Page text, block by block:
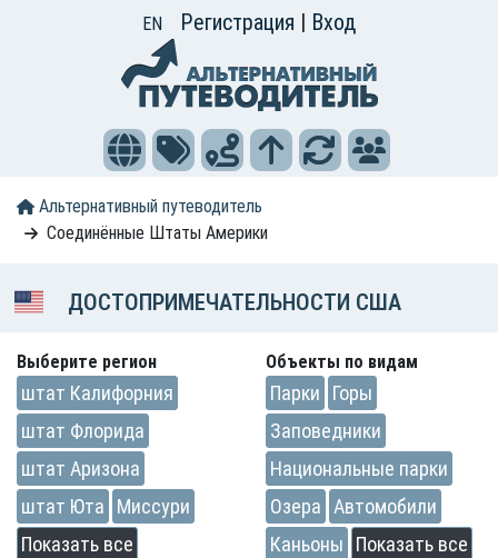
EN Регистрация | Вход
Альтернативный путеводитель
Соединённые Штаты Америки
ДОСТОПРИМЕЧАТЕЛЬНОСТИ США
Выберите регион
штат Калифорния
штат Флорида
штат Аризона
штат Юта
Миссури
Показать все
Объекты по видам
Парки
Горы
Заповедники
Национальные парки
Озера
Автомобили
Каньоны
Показать все